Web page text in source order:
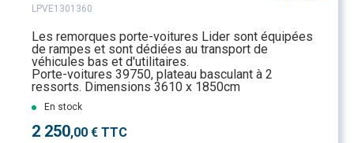
LPVE1301360
Les remorques porte-voitures Lider sont équipées
de rampes et sont dédiées au transport de
véhicules bas et d'utilitaires.
Porte-voitures 39750, plateau basculant à 2
ressorts. Dimensions 3610 x 1850cm
En stock
2 250,00 € TTC